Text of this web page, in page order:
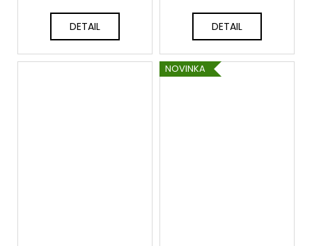
DETAIL DETAIL
NOVINKA